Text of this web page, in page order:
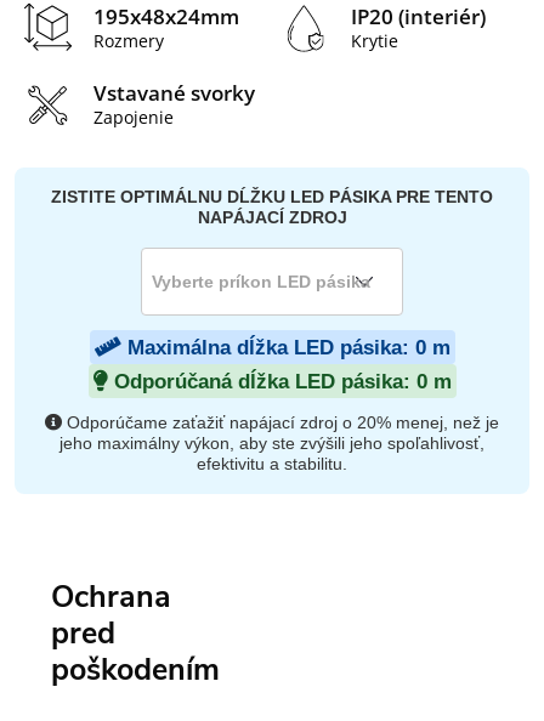
195x48x24mm
Rozmery
IP20 (interiér)
Krytie
Vstavané svorky
Zapojenie
ZISTITE OPTIMÁLNU DĹŽKU LED PÁSIKA PRE TENTO
NAPÁJACÍ ZDROJ
Maximálna dĺžka LED pásika: 0m
Odporúčaná dĺžka LED pásika: 0m
Odporúčame zaťažiť napájací zdroj o 20% menej, než je
jeho maximálny výkon, aby ste zvýšili jeho spoľahlivosť,
efektivitu a stabilitu.
Ochrana
pred
poškodením